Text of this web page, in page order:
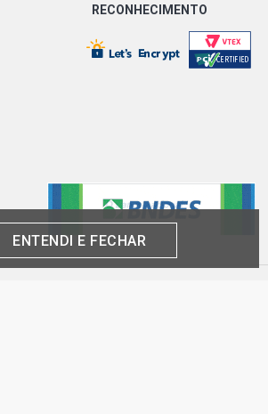
- 1989)
- 1989)
RECONHECIMENTO
ENTENDI E FECHAR